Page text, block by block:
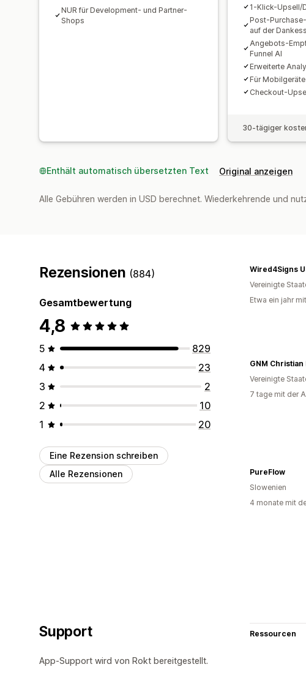
NUR für Development- und Partner-
Shops
1-Klick-Upsell/
Post-
auf der
Angebots-
Funnel AI
Erweiterte
Für
Checkout-
30-tägiger
Enthält automatisch übersetzten Text Original anzeigen
Alle Gebühren werden in USD berechnet. Wiederkehrende und
Rezensionen (884)
Gesamtbewertung
4,8
5
829
4
23
3
2
2
10
1
20
Eine Rezension schreiben
Alle Rezensionen
Wired4Signs
Vereinigte
Etwa ein jahr
Vereinigte
7 tage mit der
PureFlow
Slowenien
4 monate mit
Support
App-Support wird von Rokt bereitgestellt.
Ressourcen